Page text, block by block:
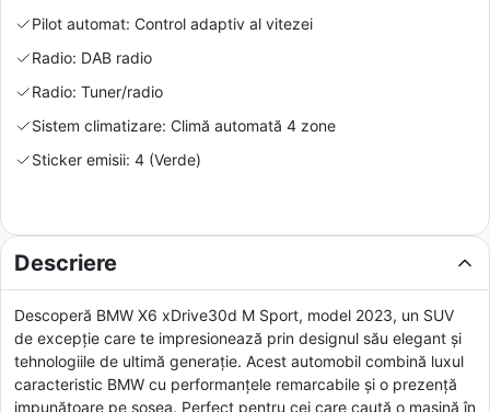
Pilot automat: Control adaptiv al vitezei
Radio: DAB radio
Radio: Tuner/radio
Sistem climatizare: Climă automată 4 zone
Sticker emisii: 4 (Verde)
Descriere
Descoperă BMW X6 xDrive30d M Sport, model 2023, un SUV
de excepție care te impresionează prin designul său elegant și
tehnologiile de ultimă generație. Acest automobil combină luxul
caracteristic BMW cu performanțele remarcabile şi o prezenţă
impunătoare pe șosea. Perfect pentru cei care caută o mașină în